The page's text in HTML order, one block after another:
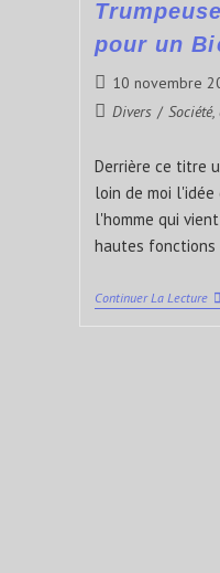
pour un
10 novembre
Divers / Société,
Derrière ce titre
loin de moi l'idée
l'homme qui
hautes
Continuer La Lecture